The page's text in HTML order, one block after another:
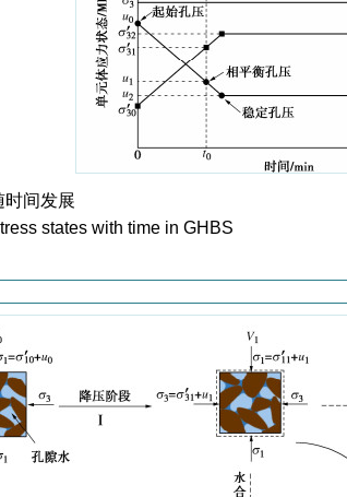
时间发展
states with time in GHBS